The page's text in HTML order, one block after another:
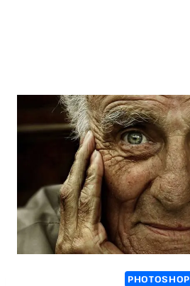
PHOTOSHOP